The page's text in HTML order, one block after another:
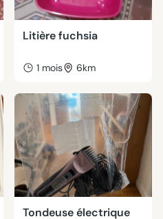
Litière fuchsia
1 mois 6km
Tondeuse électrique